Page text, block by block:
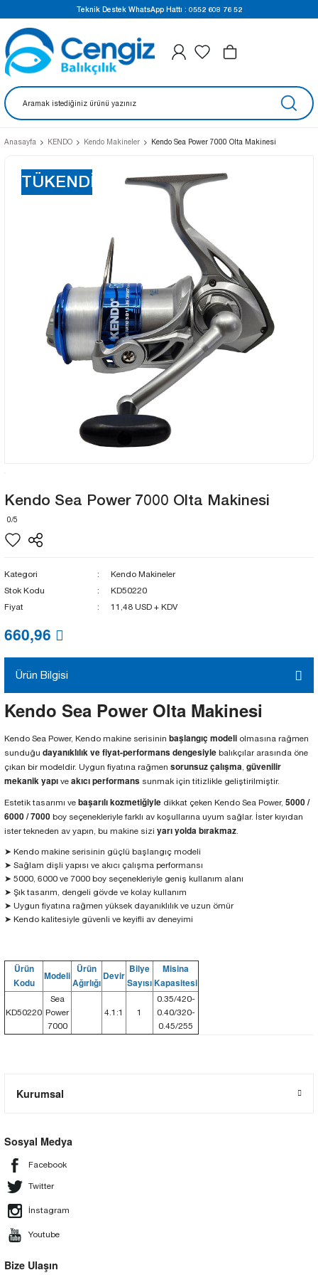
Teknik Destek WhatsApp Hattı : 0552 608 76 52
Anasayfa KENDO Kendo Makineler Kendo Sea Power 7000 Olta Makinesi
TÜKENDİ
Kendo Sea Power 7000 Olta Makinesi
0/5
Kategori
Kendo Makineler
Stok Kodu
KD50220
Fiyat
11,48 USD + KDV
660,96
Ürün Bilgisi
Kendo Sea Power Olta Makinesi
Kendo Sea Power, Kendo makine serisinin başlangıç modeli olmasına rağmen
sunduğu dayanıklılık ve fiyat-performans dengesiyle balıkçılar arasında öne
çıkan bir modeldir. Uygun fiyatına rağmen sorunsuz çalışma, güvenilir
mekanik yapı ve akıcı performans sunmak için titizlikle geliştirilmiştir.
Estetik tasarımı ve başarılı kozmetiğiyle dikkat çeken Kendo Sea Power, 5000 /
6000 / 7000 boy seçenekleriyle farklı av koşullarına uyum sağlar. İster kıyıdan
ister tekneden av yapın, bu makine sizi yarı yolda bırakmaz.
➤ Kendo makine serisinin güçlü başlangıç modeli
➤ Sağlam dişli yapısı ve akıcı çalışma performansı
➤ 5000, 6000 ve 7000 boy seçenekleriyle geniş kullanım alanı
➤ Şık tasarım, dengeli gövde ve kolay kullanım
➤ Uygun fiyatına rağmen yüksek dayanıklılık ve uzun ömür
➤ Kendo kalitesiyle güvenli ve keyifli av deneyimi
Ürün
Kodu
Modeli
Ürün
Ağırlığı
Devir
Bilye
Sayısı
Misina
Kapasitesi
KD50220
Sea
Power
7000
4.1:1 1
0.35/420-
0.40/320-
0.45/255
Kurumsal
Sosyal Medya
Facebook
Twitter
İnstagram
Youtube
Bize Ulaşın